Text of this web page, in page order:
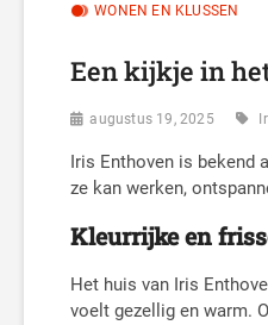
WONEN EN KLUSSEN
Een kijkje in
augustus 19, 2025
Iris Enthoven is bekend
ze kan werken,
Kleurrijke en
Het huis van Iris
voelt gezellig en warm.